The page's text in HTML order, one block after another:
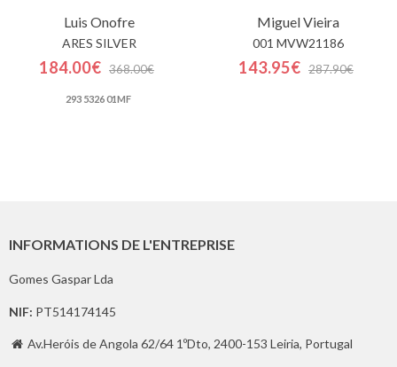
Luis Onofre
ARES SILVER
184.00€ 368.00€
293 5326 01MF
Miguel Vieira
001 MVW21186
143.95€ 287.90€
INFORMATIONS DE L'ENTREPRISE
Gomes Gaspar Lda
NIF: PT514174145
 Av.Heróis de Angola 62/64 1ºDto, 2400-153 Leiria, Portugal